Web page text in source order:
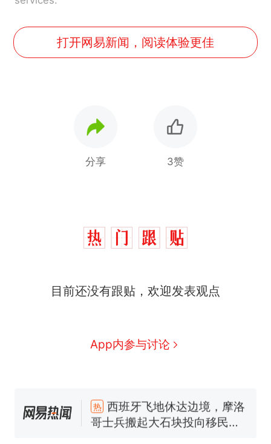
打开网易新闻，阅读体验更佳
分享 3赞
目前还没有跟贴，欢迎发表观点
App内参与讨论
热 西班牙飞地休达边境，摩洛
哥士兵搬起大石块投向移民引